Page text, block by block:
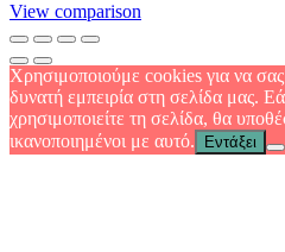
View comparison
Χρησιμοποιούμε cookies για να
δυνατή εμπειρία στη σελίδα μας.
χρησιμοποιείτε τη σελίδα, θα
ικανοποιημένοι με αυτό.
Εντάξει